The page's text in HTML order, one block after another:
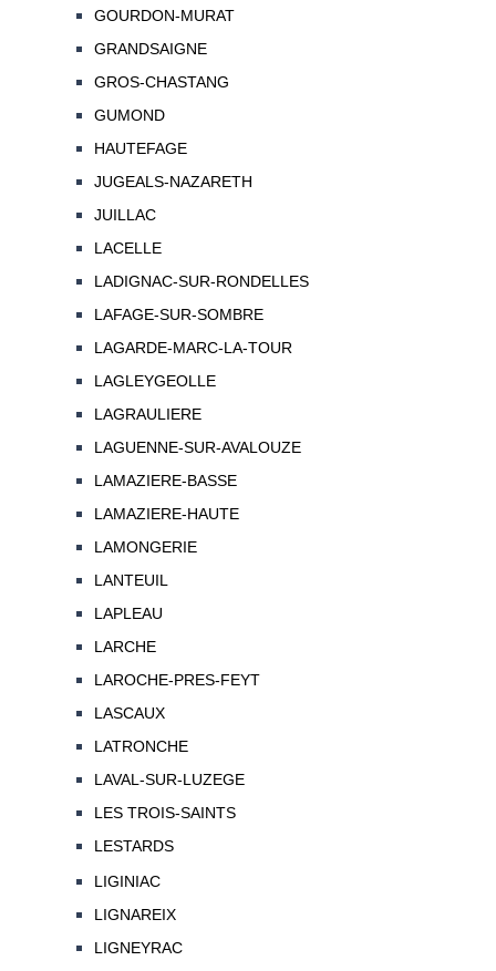
GOURDON-MURAT
GRANDSAIGNE
GROS-CHASTANG
GUMOND
HAUTEFAGE
JUGEALS-NAZARETH
JUILLAC
LACELLE
LADIGNAC-SUR-RONDELLES
LAFAGE-SUR-SOMBRE
LAGARDE-MARC-LA-TOUR
LAGLEYGEOLLE
LAGRAULIERE
LAGUENNE-SUR-AVALOUZE
LAMAZIERE-BASSE
LAMAZIERE-HAUTE
LAMONGERIE
LANTEUIL
LAPLEAU
LARCHE
LAROCHE-PRES-FEYT
LASCAUX
LATRONCHE
LAVAL-SUR-LUZEGE
LES TROIS-SAINTS
LESTARDS
LIGINIAC
LIGNAREIX
LIGNEYRAC